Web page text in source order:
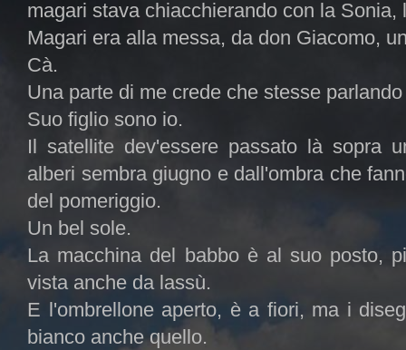
magari stava chiacchierando con la
Magari era alla messa, da don Giacomo,
Cà.
Una parte di me crede che stesse
Suo figlio sono io.
Il satellite dev'essere passato là sopra
alberi sembra giugno e dall'ombra che
del pomeriggio.
Un bel sole.
La macchina del babbo è al suo posto,
vista anche da lassù.
E l'ombrellone aperto, è a fiori, ma i
bianco anche quello.